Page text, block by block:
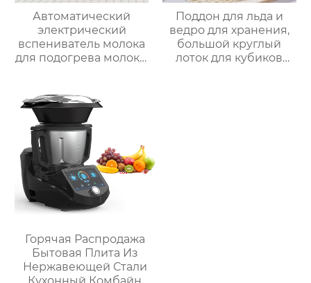
Автоматический
электрический
вспениватель молока
для подогрева молока,
нержавеющей стали,
домашний
пароварочный
аппарат для молока
Поддон для льда и
ведро для хранения,
большой круглый
лоток для кубиков
Горячая Распродажа
Бытовая Плита Из
Нержавеющей Стали
Кухонный Комбайн